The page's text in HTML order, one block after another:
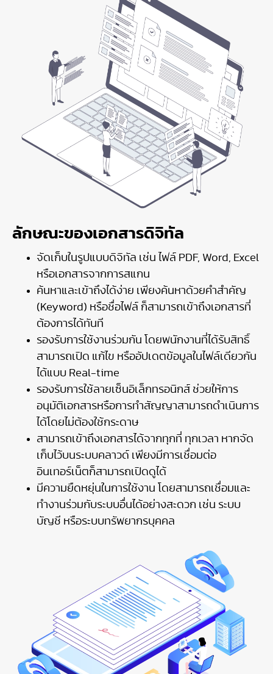
ลักษณะของเอกสารดิจิทัล
จัดเก็บในรูปแบบดิจิทัล เช่น ไฟล์ PDF, Word, Excel
หรือเอกสารจากการสแกน
ค้นหาและเข้าถึงได้ง่าย เพียงค้นหาด้วยคำสำคัญ
(Keyword) หรือชื่อไฟล์ ก็สามารถเข้าถึงเอกสารที่
ต้องการได้ทันที
รองรับการใช้งานร่วมกัน โดยพนักงานที่ได้รับสิทธิ์
สามารถเปิด แก้ไข หรืออัปเดตข้อมูลในไฟล์เดียวกัน
ได้แบบ Real-time
รองรับการใช้ลายเซ็นอิเล็กทรอนิกส์ ช่วยให้การ
อนุมัติเอกสารหรือการทำสัญญาสามารถดำเนินการ
ได้โดยไม่ต้องใช้กระดาษ
สามารถเข้าถึงเอกสารได้จากทุกที่ ทุกเวลา หากจัด
เก็บไว้บนระบบคลาวด์ เพียงมีการเชื่อมต่อ
อินเทอร์เน็ตก็สามารถเปิดดูได้
มีความยืดหยุ่นในการใช้งาน โดยสามารถเชื่อมและ
ทำงานร่วมกับระบบอื่นได้อย่างสะดวก เช่น ระบบ
บัญชี หรือระบบทรัพยากรบุคคล